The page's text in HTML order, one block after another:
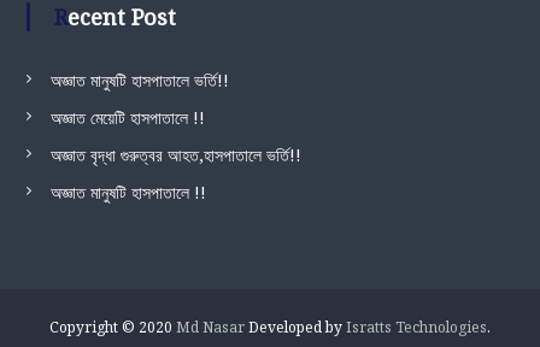
Recent Post
অজ্ঞাত মানুষটি হাসপাতালে ভর্তি!!
অজ্ঞাত মেয়েটি হাসপাতালে !!
অজ্ঞাত বৃদ্ধা গুরুত্বর আহত,হাসপাতালে ভর্তি!!
অজ্ঞাত মানুষটি হাসপাতালে !!
Copyright © 2020 Md NasarDeveloped byIsratts Technologies.